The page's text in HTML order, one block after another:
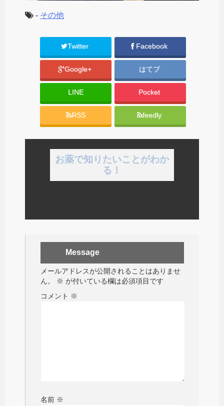
- その他
Twitter Facebook
Google+ はてブ
LINE Pocket
RSS feedly
お薬で知りたいことがわか
る！
Message
メールアドレスが公開されることはありませ
ん。
※ が付いている欄は必須項目です
コメント ※
名前 ※